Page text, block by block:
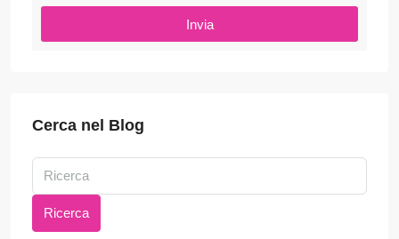
Invia
Cerca nel Blog
Ricerca